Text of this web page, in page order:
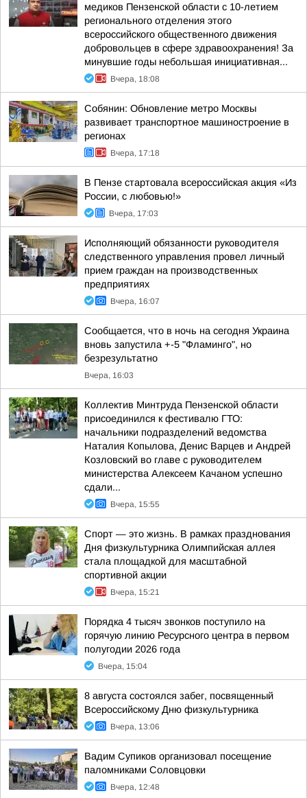
медиков Пензенской области с 10-летием
регионального отделения этого
всероссийского общественного движения
добровольцев в сфере здравоохранения! За
минувшие годы небольшая инициативная...
Вчера, 18:08
Собянин: Обновление метро Москвы
развивает транспортное машиностроение в
регионах
Вчера, 17:18
В Пензе стартовала всероссийская акция «Из
России, с любовью!»
Вчера, 17:03
Исполняющий обязанности руководителя
следственного управления провел личный
прием граждан на производственных
предприятиях
Вчера, 16:07
Сообщается, что в ночь на сегодня Украина
вновь запустила +-5 "Фламинго", но
безрезультатно
Вчера, 16:03
Коллектив Минтруда Пензенской области
присоединился к фестивалю ГТО:
начальники подразделений ведомства
Наталия Копылова, Денис Варцев и Андрей
Козловский во главе с руководителем
министерства Алексеем Качаном успешно
сдали...
Вчера, 15:55
Спорт — это жизнь. В рамках празднования
Дня физкультурника Олимпийская аллея
стала площадкой для масштабной
спортивной акции
Вчера, 15:21
Порядка 4 тысяч звонков поступило на
горячую линию Ресурсного центра в первом
полугодии 2026 года
Вчера, 15:04
8 августа состоялся забег, посвященный
Всероссийскому Дню физкультурника
Вчера, 13:06
Вадим Супиков организовал посещение
паломниками Соловцовки
Вчера, 12:48